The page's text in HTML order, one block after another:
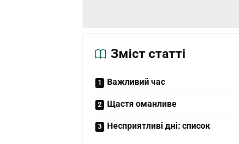
Зміст статті
Важливий час
Щастя оманливе
Несприятливі дні: список